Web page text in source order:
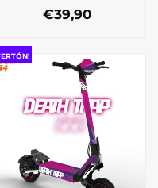
€39,90
tiene
múltiples
variantes.
Las
opciones
pueden
elegir